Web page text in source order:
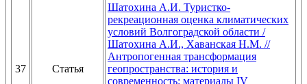
37 Статья
Шатохина А.И. Туристко-
рекреационная оценка климатических
условий Волгоградской области /
Шатохина А.И., Хаванская Н.М. //
Антропогенная трансформация
геопространства: история и
современность: материалы IV